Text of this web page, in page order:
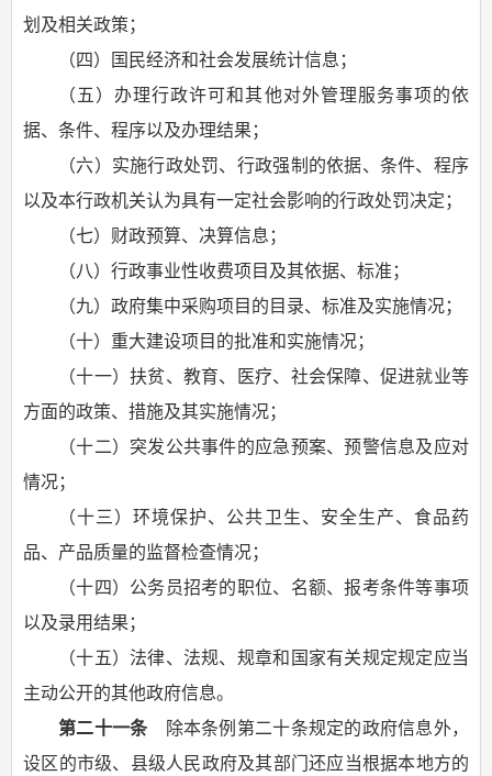
划及相关政策；
（四）国民经济和社会发展统计信息；
（五）办理行政许可和其他对外管理服务事项的依
据、条件、程序以及办理结果；
（六）实施行政处罚、行政强制的依据、条件、程序
以及本行政机关认为具有一定社会影响的行政处罚决定；
（七）财政预算、决算信息；
（八）行政事业性收费项目及其依据、标准；
（九）政府集中采购项目的目录、标准及实施情况；
（十）重大建设项目的批准和实施情况；
（十一）扶贫、教育、医疗、社会保障、促进就业等
方面的政策、措施及其实施情况；
（十二）突发公共事件的应急预案、预警信息及应对
情况；
（十三）环境保护、公共卫生、安全生产、食品药
品、产品质量的监督检查情况；
（十四）公务员招考的职位、名额、报考条件等事项
以及录用结果；
（十五）法律、法规、规章和国家有关规定规定应当
主动公开的其他政府信息。
第二十一条除本条例第二十条规定的政府信息外，
设区的市级、县级人民政府及其部门还应当根据本地方的